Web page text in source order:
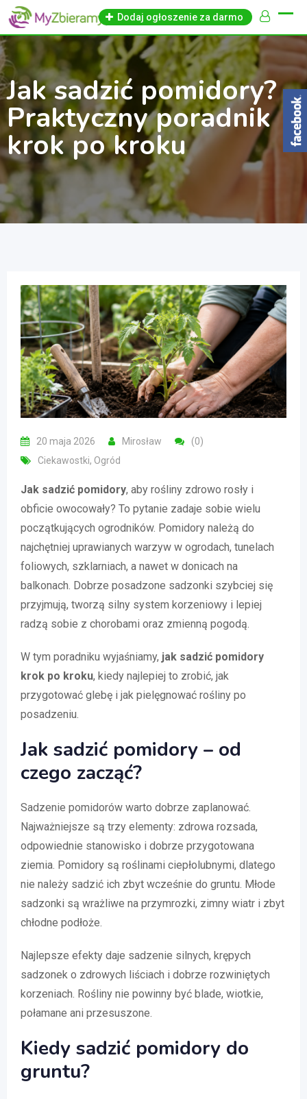
Skip
content
Dodaj ogłoszenie za darmo
Jak sadzić pomidory?
Praktyczny poradnik
krok po kroku
20 maja 2026 Mirosław
(0)
Ciekawostki, Ogród
Jak sadzić pomidory, aby rośliny zdrowo rosły i
obficie owocowały? To pytanie zadaje sobie wielu
początkujących ogrodników. Pomidory należą do
najchętniej uprawianych warzyw w ogrodach, tunelach
foliowych, szklarniach, a nawet w donicach na
balkonach. Dobrze posadzone sadzonki szybciej się
przyjmują, tworzą silny system korzeniowy i lepiej
radzą sobie z chorobami oraz zmienną pogodą.
W tym poradniku wyjaśniamy, jak sadzić pomidory
krok po kroku, kiedy najlepiej to zrobić, jak
przygotować glebę i jak pielęgnować rośliny po
posadzeniu.
Jak sadzić pomidory – od
czego zacząć?
Sadzenie pomidorów warto dobrze zaplanować.
Najważniejsze są trzy elementy: zdrowa rozsada,
odpowiednie stanowisko i dobrze przygotowana
ziemia. Pomidory są roślinami ciepłolubnymi, dlatego
nie należy sadzić ich zbyt wcześnie do gruntu. Młode
sadzonki są wrażliwe na przymrozki, zimny wiatr i zbyt
chłodne podłoże.
Najlepsze efekty daje sadzenie silnych, krępych
sadzonek o zdrowych liściach i dobrze rozwiniętych
korzeniach. Rośliny nie powinny być blade, wiotkie,
połamane ani przesuszone.
Kiedy sadzić pomidory do
gruntu?